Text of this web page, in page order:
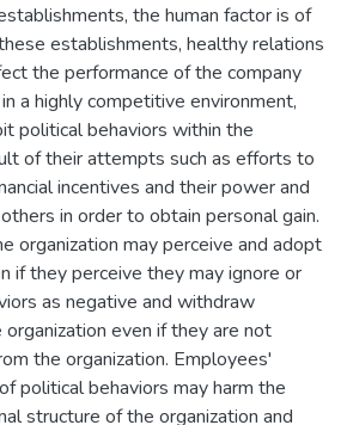
the human factor is of
establishments, healthy relations
the performance of the company
a highly competitive environment,
political behaviors within the
of their attempts such as efforts to
incentives and their power and
in order to obtain personal gain.
organization may perceive and adopt
if they perceive they may ignore or
as negative and withdraw
even if they are not
the organization. Employees'
political behaviors may harm the
structure of the organization and